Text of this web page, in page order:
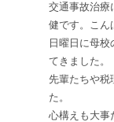
交通事故治療
健です。こん
日曜日に母
てきました。
先輩たちや税
た。
心構えも大事